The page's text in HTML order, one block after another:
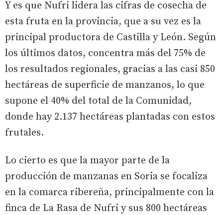
Y es que Nufri lidera las cifras de cosecha de
esta fruta en la provincia, que a su vez es la
principal productora de Castilla y León. Según
los últimos datos, concentra más del 75% de
los resultados regionales, gracias a las casi 850
hectáreas de superficie de manzanos, lo que
supone el 40% del total de la Comunidad,
donde hay 2.137 hectáreas plantadas con estos
frutales.
Lo cierto es que la mayor parte de la
producción de manzanas en Soria se focaliza
en la comarca ribereña, principalmente con la
finca de La Rasa de Nufri y sus 800 hectáreas